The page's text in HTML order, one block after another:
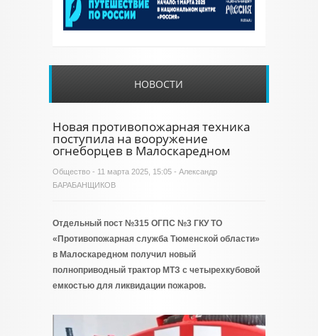
НОВОСТИ
Новая противопожарная техника
поступила на вооружение
огнеборцев в Малоскаредном
Общество - 11 марта 2025, 15:05 - Александр
БАРАБАНЩИКОВ
Отдельный пост №315 ОГПС №3 ГКУ ТО
«Противопожарная служба Тюменской области»
в Малоскаредном получил новый
полноприводный трактор МТЗ с четырехкубовой
емкостью для ликвидации пожаров.